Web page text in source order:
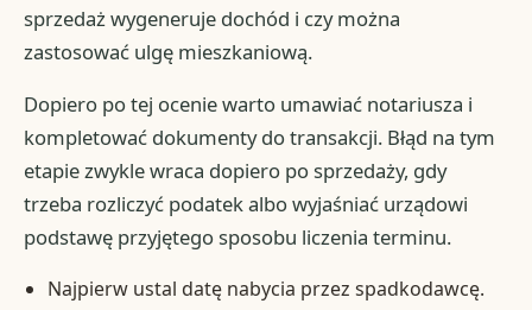
sprzedaż wygeneruje dochód i czy można
zastosować ulgę mieszkaniową.
Dopiero po tej ocenie warto umawiać notariusza i
kompletować dokumenty do transakcji. Błąd na tym
etapie zwykle wraca dopiero po sprzedaży, gdy
trzeba rozliczyć podatek albo wyjaśniać urządowi
podstawę przyjętego sposobu liczenia terminu.
Najpierw ustal datę nabycia przez spadkodawcę.